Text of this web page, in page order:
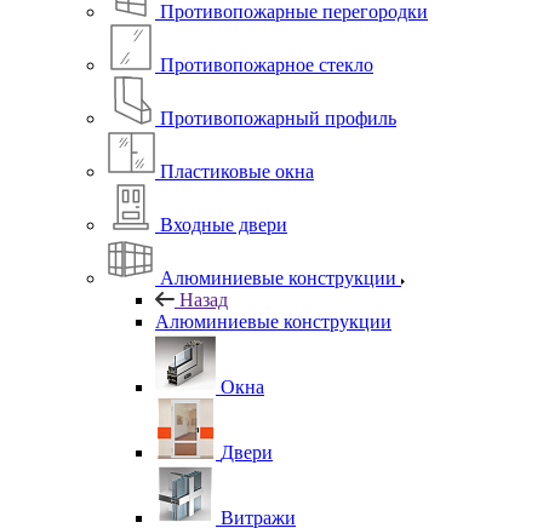
Противопожарные перегородки
Противопожарное стекло
Противопожарный профиль
Пластиковые окна
Входные двери
Алюминиевые конструкции
Назад
Алюминиевые конструкции
Окна
Двери
Витражи